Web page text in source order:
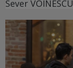
Sever VOINESCU